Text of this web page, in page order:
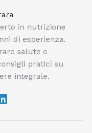
in nutrizione
di esperienza.
salute e
pratici su
integrale.